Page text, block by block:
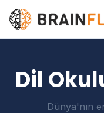
Dil
Dünya'nın